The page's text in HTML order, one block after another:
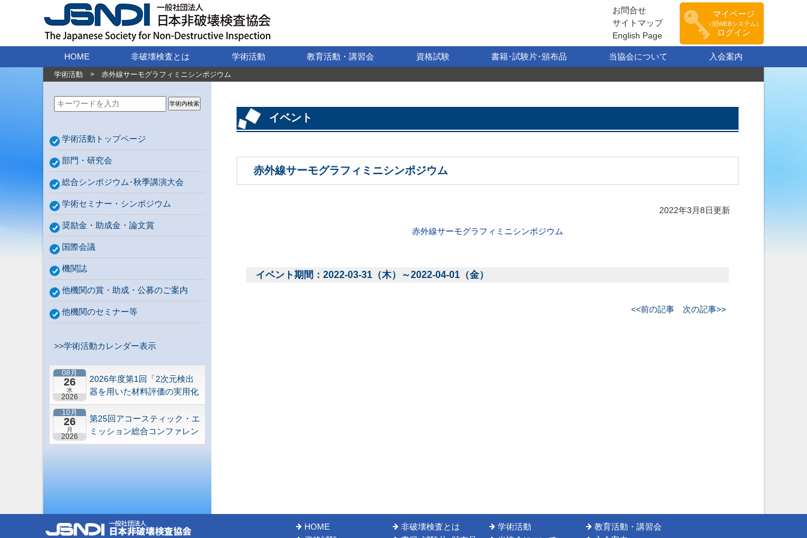
お問合せ
サイトマップ
English Page
マイページ
（旧WEBシステム）
ログイン
HOME 非破壊検査とは 学術活動 教育活動・講習会 資格試験 書籍･試験片･頒布品 当協会について 入会案内
学術活動 > 赤外線サーモグラフィミニシンポジウム
学術内検索
学術活動トップページ
部門・研究会
総合シンポジウム･秋季講演大会
学術セミナー・シンポジウム
奨励金・助成金・論文賞
国際会議
機関誌
他機関の賞・助成・公募のご案内
他機関のセミナー等
>>学術活動カレンダー表示
08月
26
水
2026
2026年度第1回「2次元検出
器を用いた材料評価の実用化
研究会」研究セミナー
10月
26
月
2026
第25回アコースティック・エ
ミッション総合コンファレン
ス－“音や振動”で拓くNDEの
イベント
赤外線サーモグラフィミニシンポジウム
2022年3月8日更新
赤外線サーモグラフィミニシンポジウム
イベント期間：2022-03-31（木）～2022-04-01（金）
<<前の記事 次の記事>>
HOME 非破壊検査とは 学術活動
教育活動・講習会